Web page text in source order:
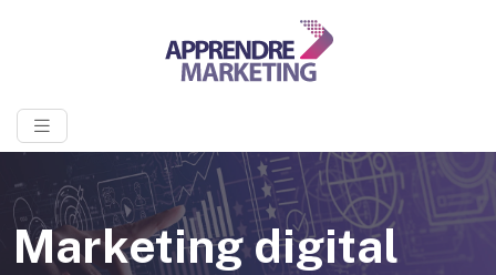
Marketing digital